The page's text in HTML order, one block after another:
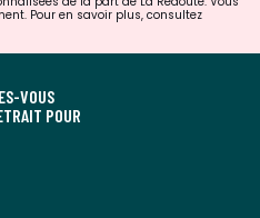
Pour en savoir plus, consultez
VOUS
POUR